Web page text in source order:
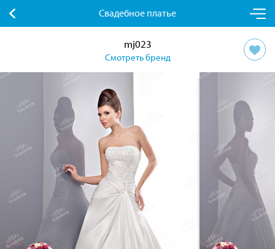
Свадебное платье
mj023
Смотреть бренд